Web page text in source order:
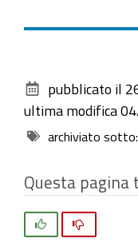
documento
pubblicato il
ultima modifica
archiviato sotto:
Questa pagina